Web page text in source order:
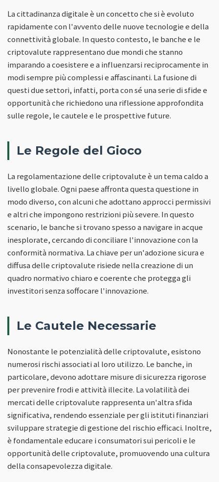
La cittadinanza digitale è un concetto che si è evoluto
rapidamente con l'avvento delle nuove tecnologie e della
connettività globale. In questo contesto, le banche e le
criptovalute rappresentano due mondi che stanno
imparando a coesistere e a influenzarsi reciprocamente in
modi sempre più complessi e affascinanti. La fusione di
questi due settori, infatti, porta con sé una serie di sfide e
opportunità che richiedono una riflessione approfondita
sulle regole, le cautele e le prospettive future.
Le Regole del Gioco
La regolamentazione delle criptovalute è un tema caldo a
livello globale. Ogni paese affronta questa questione in
modo diverso, con alcuni che adottano approcci permissivi
e altri che impongono restrizioni più severe. In questo
scenario, le banche si trovano spesso a navigare in acque
inesplorate, cercando di conciliare l'innovazione con la
conformità normativa. La chiave per un'adozione sicura e
diffusa delle criptovalute risiede nella creazione di un
quadro normativo chiaro e coerente che protegga gli
investitori senza soffocare l'innovazione.
Le Cautele Necessarie
Nonostante le potenzialità delle criptovalute, esistono
numerosi rischi associati al loro utilizzo. Le banche, in
particolare, devono adottare misure di sicurezza rigorose
per prevenire frodi e attività illecite. La volatilità dei
mercati delle criptovalute rappresenta un'altra sfida
significativa, rendendo essenziale per gli istituti finanziari
sviluppare strategie di gestione del rischio efficaci. Inoltre,
è fondamentale educare i consumatori sui pericoli e le
opportunità delle criptovalute, promuovendo una cultura
della consapevolezza digitale.